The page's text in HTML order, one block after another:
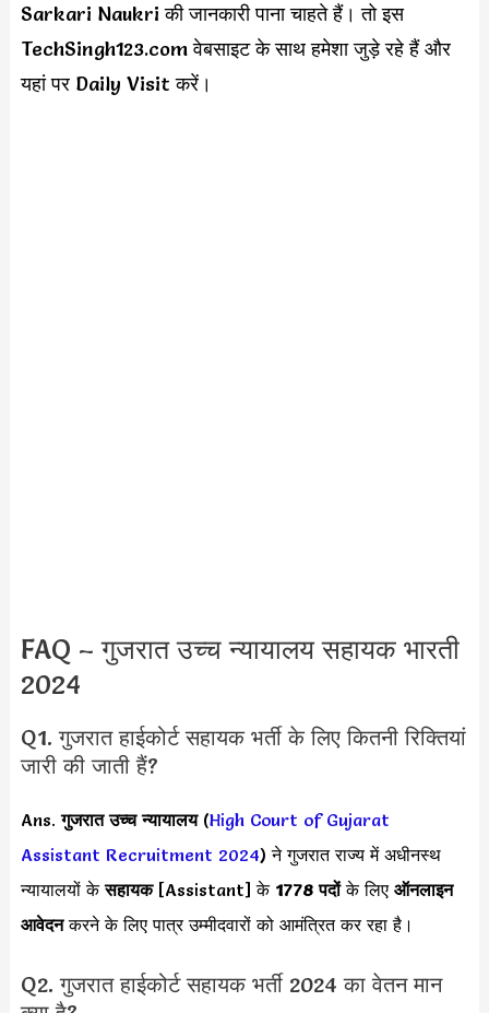
Sarkari Naukri की जानकारी पाना चाहते हैं। तो इस
TechSingh123.com वेबसाइट के साथ हमेशा जुड़े रहे हैं और
यहां पर Daily Visit करें।
FAQ – गुजरात उच्च न्यायालय सहायक भारती
2024
Q1. गुजरात हाईकोर्ट सहायक भर्ती के लिए कितनी रिक्तियां
जारी की जाती हैं?
Ans.गुजरात उच्च न्यायालय(High Court of Gujarat
Assistant Recruitment 2024) ने गुजरात राज्य में अधीनस्थ
न्यायालयों केसहायक[Assistant] के 1778 पदोंके लिएऑनलाइन
आवेदनकरने के लिए पात्र उम्मीदवारों को आमंत्रित कर रहा है।
Q2. गुजरात हाईकोर्ट सहायक भर्ती 2024 का वेतन मान